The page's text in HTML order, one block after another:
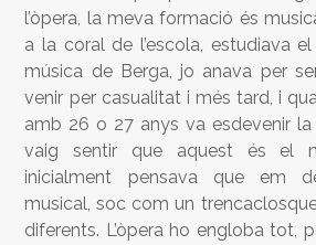
l’òpera, la meva formació és
a la coral de l’escola, estudiava
música de Berga, jo anava per
venir per casualitat i més tard, i
amb 26 o 27 anys va esdevenir
vaig sentir que aquest és el
inicialment pensava que em
musical, soc com un
diferents. L’òpera ho engloba tot,